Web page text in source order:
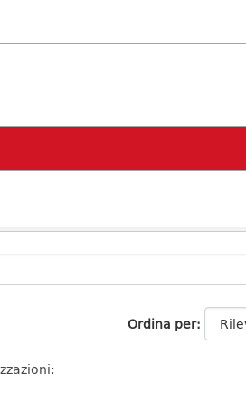
Ordina per